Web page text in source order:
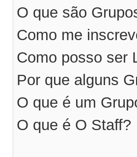
O que são
Como me
Como posso ser
Por que alguns
O que é um
O que é O Staff?